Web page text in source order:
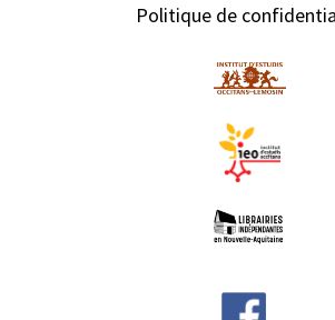
Politique de